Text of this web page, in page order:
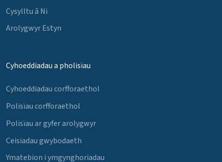
Cysylltu â Ni
Arolygwyr Estyn
Cyhoeddiadau a pholisïau
Cyhoeddiadau corfforaethol
Polisïau corfforaethol
Polisïau ar gyfer arolygwyr
Ceisiadau gwybodaeth
Ymatebion i ymgynghoriadau